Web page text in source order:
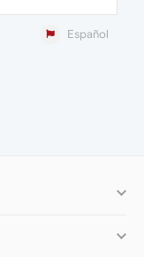
Español